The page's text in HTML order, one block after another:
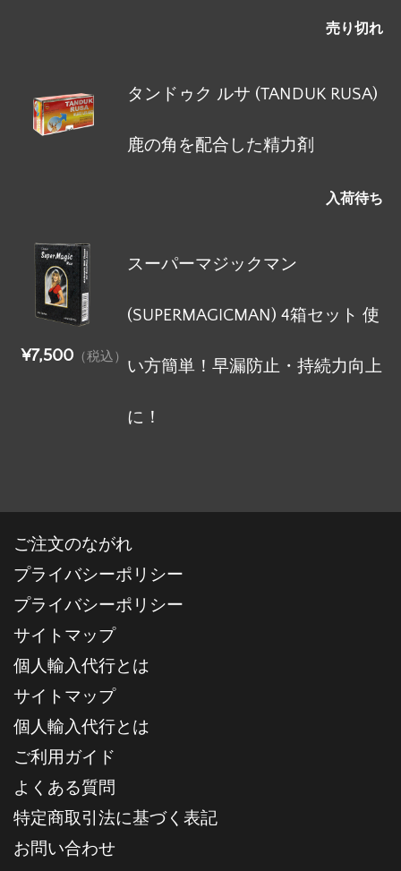
売り切れ
タンドゥク ルサ (TANDUK RUSA)
鹿の角を配合した精力剤
入荷待ち
スーパーマジックマン
(SUPERMAGICMAN) 4箱セット 使
い方簡単！早漏防止・持続力向上
に！
¥7,500 （税込）
ご注文のながれ
プライバシーポリシー
プライバシーポリシー
サイトマップ
個人輸入代行とは
サイトマップ
個人輸入代行とは
ご利用ガイド
よくある質問
特定商取引法に基づく表記
お問い合わせ